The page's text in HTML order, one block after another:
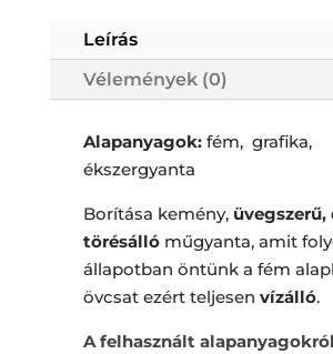
Leírás
Vélemények (0)
Alapanyagok:fém, grafika,
ékszergyanta
Borítása kemény, üvegszerű,
törésállóműgyanta, amit
állapotban öntünk a fém
övcsat ezért teljesen vízálló.
A felhasznált alapanyagokról